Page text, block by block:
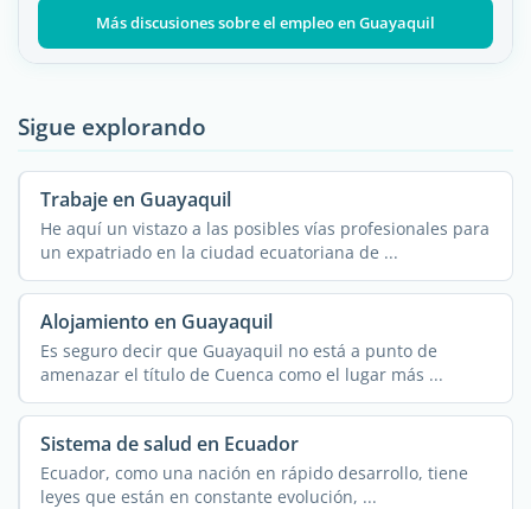
Más discusiones sobre el empleo en Guayaquil
Sigue explorando
Trabaje en Guayaquil
He aquí un vistazo a las posibles vías profesionales para
un expatriado en la ciudad ecuatoriana de ...
Alojamiento en Guayaquil
Es seguro decir que Guayaquil no está a punto de
amenazar el título de Cuenca como el lugar más ...
Sistema de salud en Ecuador
Ecuador, como una nación en rápido desarrollo, tiene
leyes que están en constante evolución, ...